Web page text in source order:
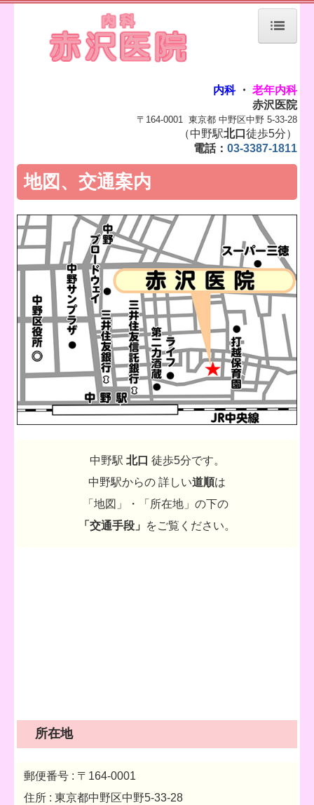
ホーム
よくある質問
お知らせ
内科・ 老年内科
赤沢医院
〒164-0001 東京都 中野区中野 5-33-28
（中野駅北口 徒歩5分）
電話： 03-3387-1811
地図、交通案内
中野駅 北口 徒歩5分です。
中野駅からの 詳しい道順は
「地図」・「所在地」の下の
「交通手段」
をご覧ください。
所在地
郵便番号 : 〒164-0001
住所 : 東京都中野区中野5-33-28